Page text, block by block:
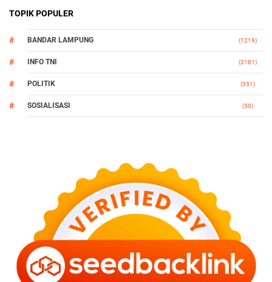
TOPIK POPULER
BANDAR LAMPUNG (1219)
INFO TNI (3181)
POLITIK (351)
SOSIALISASI (50)